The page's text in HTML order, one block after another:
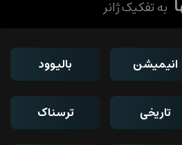
به تفکیک ژانر
انیمیشن بالیوود
تاریخی ترسناک